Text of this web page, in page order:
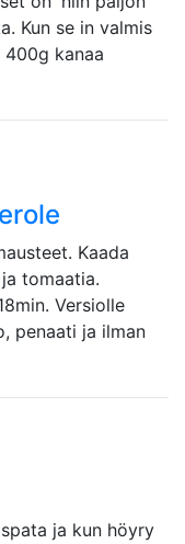
Kun se in valmis
kanaa
Kaada
tomaatia.
Versiolle
penaati ja ilman
ja kun höyry